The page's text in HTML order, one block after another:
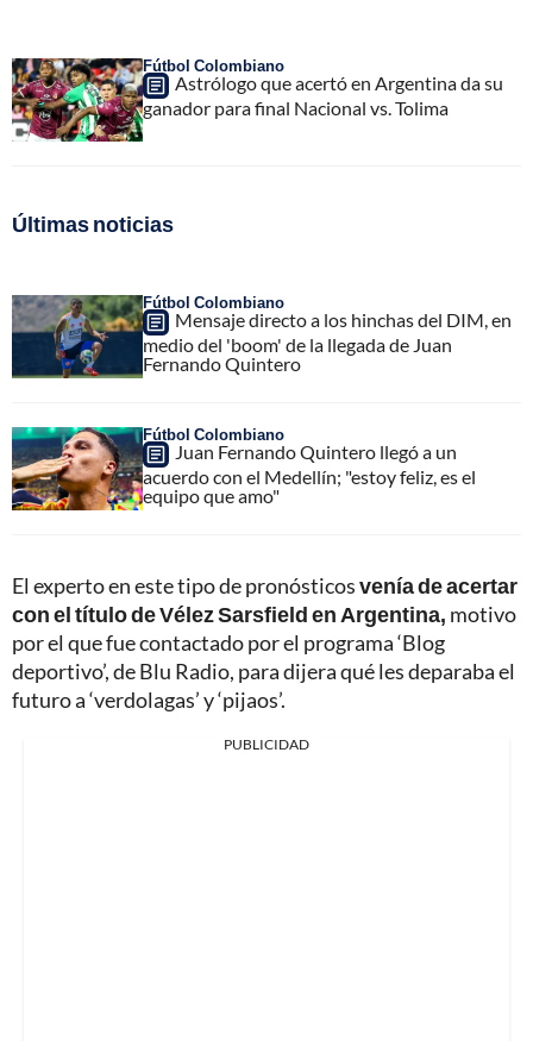
Fútbol Colombiano
Astrólogo que acertó en Argentina da su
ganador para final Nacional vs. Tolima
Últimas noticias
Fútbol Colombiano
Mensaje directo a los hinchas del DIM, en
medio del 'boom' de la llegada de Juan
Fernando Quintero
Fútbol Colombiano
Juan Fernando Quintero llegó a un
acuerdo con el Medellín; "estoy feliz, es el
equipo que amo"
El experto en este tipo de pronósticosvenía de acertar
con el título de Vélez Sarsfield en Argentina, motivo
por el que fue contactado por el programa ‘Blog
deportivo’, de Blu Radio, para dijera qué les deparaba el
futuro a ‘verdolagas’ y ‘pijaos’.
PUBLICIDAD